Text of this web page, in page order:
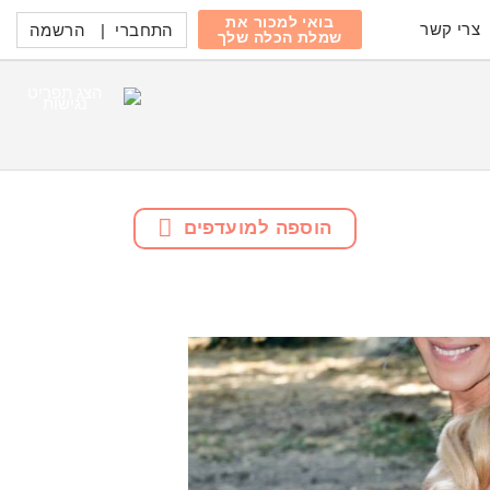
צרי קשר
בואי למכור את
שמלת הכלה שלך
התחברי | הרשמה
הוספה למועדפים